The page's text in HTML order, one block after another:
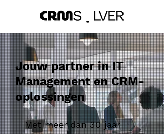
Jouw partner in IT
Management en CRM-
oplossingen
Met meer dan 30 jaar